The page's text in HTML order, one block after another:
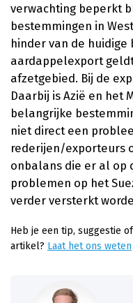
verwachting beperkt
bestemmingen in
hinder van de huidige
aardappelexport
afzetgebied. Bij de
Daarbij is Azië en het
belangrijke
niet direct een
rederijen/exporteurs
onbalans die er al op
problemen op het
verder versterkt
Heb je een tip, suggestie
artikel? Laat het ons weten